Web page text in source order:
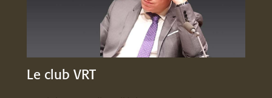
Le club VRT